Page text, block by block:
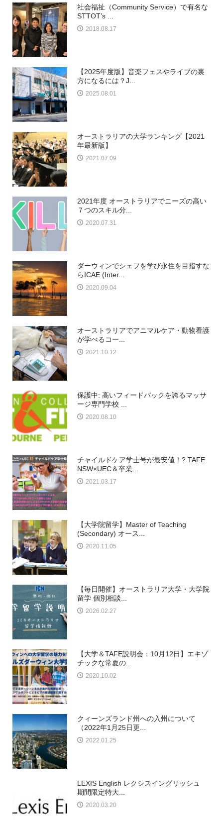
社会福祉（Community Service）で有名な
STTOT’s ...
2018.08.17
【2025年度版】音楽フェスやライブの裏
方になるには？J...
2025.08.01
オーストラリアの大学ランキング【2021
年最新版】
2021.07.09
2021年度 オーストラリアでニーズの高い
７つのスキル分...
2020.07.31
ダーウィンでシェフを学び永住を目指すな
らICAE (Inter...
2020.09.04
オーストラリアでアニマルケア・動物看護
が学べるコー...
2021.10.12
保護中: 高いフィードバックを誇るマッサ
ージ専門学校 ...
2020.08.10
チャイルドケア学士号が最安値！? TAFE
NSW×UEC＆卒業...
2021.03.17
【大学院留学】Master of Teaching
(Secondary) オース...
2020.11.05
【毎日開催】オーストラリア大学・大学院
留学 個別相談...
2026.02.27
【大学＆TAFE説明会：10月12日】エキゾ
チックな常夏の...
2020.10.02
クィーンズランド州への入州について
（2022年1月25日更...
2022.01.25
LEXIS English レクシスイングリッシュ
期間限定特大...
2020.03.20